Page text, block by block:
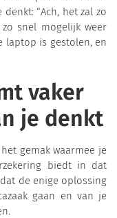
“Ach, het zal zo
snel mogelijk weer
laptop is gestolen, en
vaker
je denkt
gemak waarmee je
biedt in dat
de enige oplossing
gaan en van je